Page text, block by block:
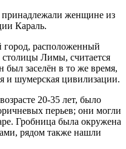
принадлежали женщине из
Караль.
расположенный
Лимы, считается
заселён в то же время,
и шумерская цивилизации.
20-35 лет, было
перьев; они могли
Гробница была окружена
рядом также нашли